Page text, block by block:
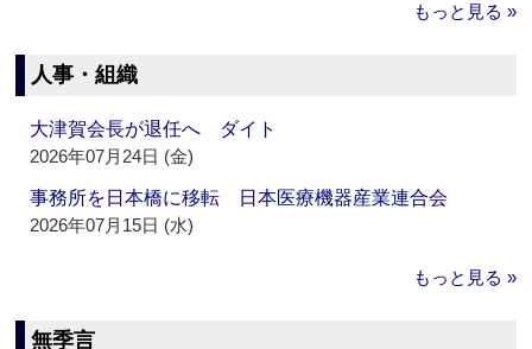
もっと見る »
人事・組織
大津賀会長が退任へ ダイト
2026年07月24日 (金)
事務所を日本橋に移転 日本医療機器産業連合会
2026年07月15日 (水)
もっと見る »
無季言